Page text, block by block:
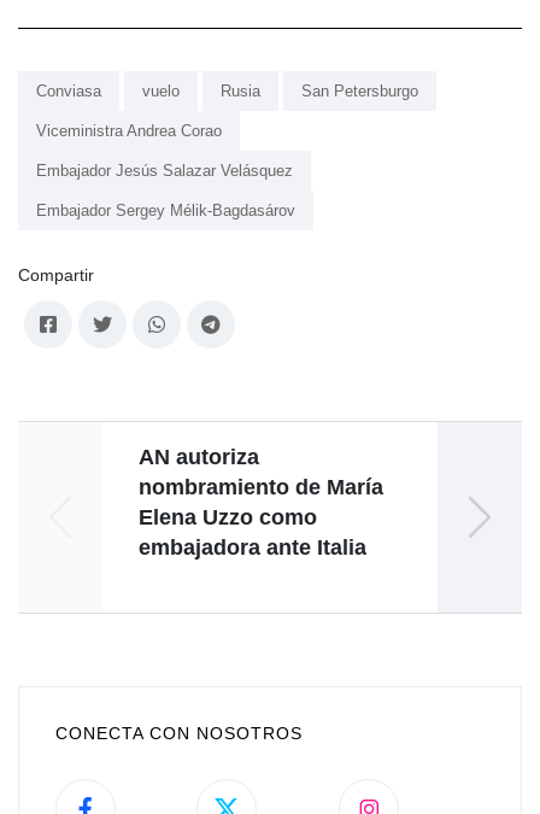
Conviasa vuelo Rusia San Petersburgo
Viceministra Andrea Corao
Embajador Jesús Salazar Velásquez
Embajador Sergey Mélik-Bagdasárov
Compartir
AN autoriza
nombramiento de María
Elena Uzzo como
embajadora ante Italia
CONECTA CON NOSOTROS